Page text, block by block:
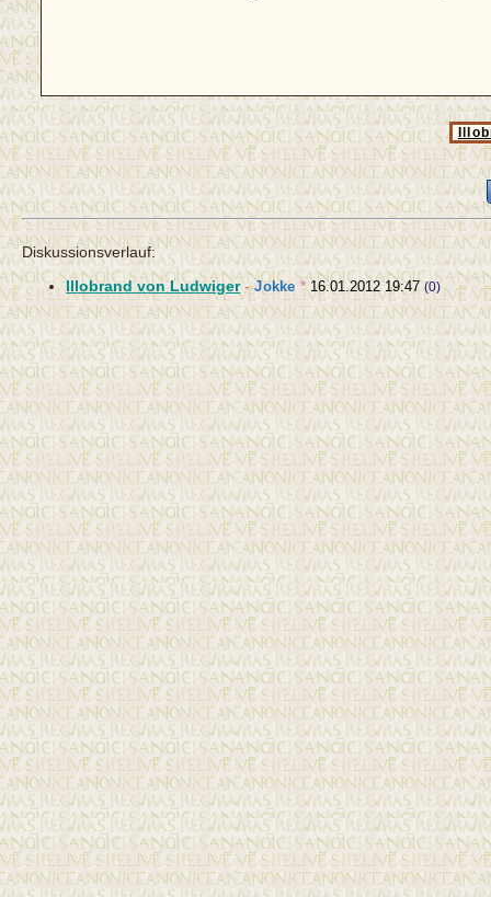
Diskussionsverlauf:
Illobrand von Ludwiger-Jokke* 16.01.2012 19:47 (0)